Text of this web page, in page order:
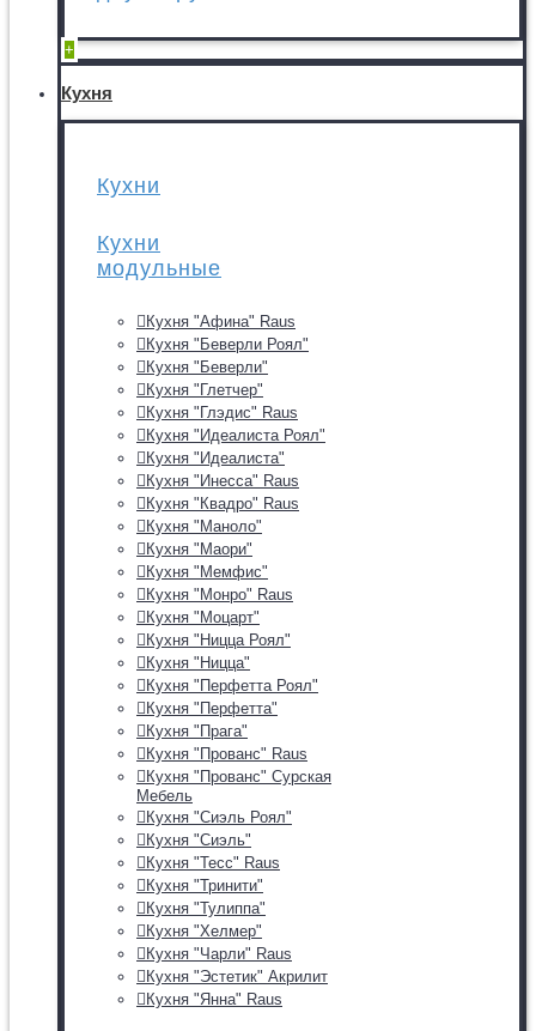
+
Кухня
Кухни
Кухни
модульные
Кухня "Афина" Raus
Кухня "Беверли Роял"
Кухня "Беверли"
Кухня "Глетчер"
Кухня "Глэдис" Raus
Кухня "Идеалиста Роял"
Кухня "Идеалиста"
Кухня "Инесса" Raus
Кухня "Квадро" Raus
Кухня "Маноло"
Кухня "Маори"
Кухня "Мемфис"
Кухня "Монро" Raus
Кухня "Моцарт"
Кухня "Ницца Роял"
Кухня "Ницца"
Кухня "Перфетта Роял"
Кухня "Перфетта"
Кухня "Прага"
Кухня "Прованс" Raus
Кухня "Прованс" Сурская
Мебель
Кухня "Сиэль Роял"
Кухня "Сиэль"
Кухня "Тесс" Raus
Кухня "Тринити"
Кухня "Тулиппа"
Кухня "Хелмер"
Кухня "Чарли" Raus
Кухня "Эстетик" Акрилит
Кухня "Янна" Raus